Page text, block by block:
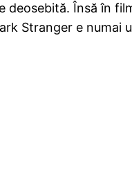
deosebită. Însă în
Stranger e numai